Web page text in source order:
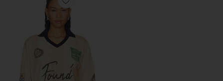
Favorite ポロシャツ